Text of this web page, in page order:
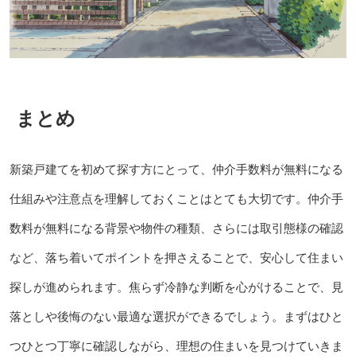
まとめ
新築戸建てを初めて探す方にとって、仲介手数料が無料になる
仕組みや注意点を理解しておくことはとても大切です。仲介手
数料が無料になる背景や物件の種類、さらには取引態様の確認
など、落ち着いてポイントを押さえることで、安心して住まい
探しが進められます。焦らず冷静な判断を心がけることで、見
落としや後悔のない最適な選択ができるでしょう。まずはひと
つひとつ丁寧に確認しながら、理想の住まいを見つけていきま